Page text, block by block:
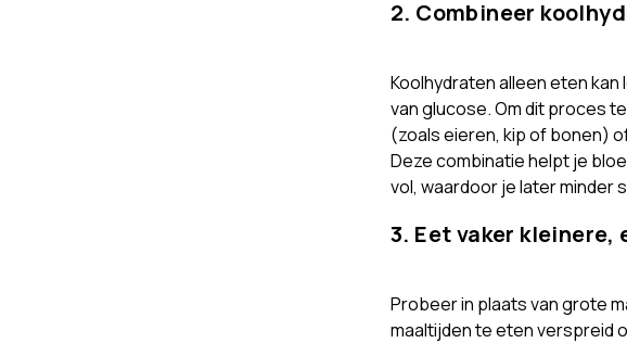
2. Combineer
Koolhydraten alleen eten
van glucose. Om dit proces
(zoals eieren, kip of bonen)
Deze combinatie helpt je
vol, waardoor je later minder
3. Eet vaker
Probeer in plaats van grote
maaltijden te eten verspreid